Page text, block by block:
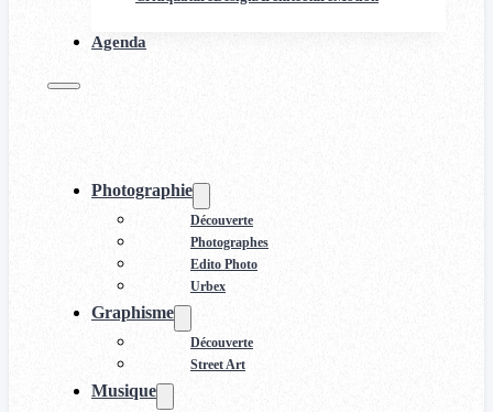
Agenda
Photographie
Découverte
Photographes
Edito Photo
Urbex
Graphisme
Découverte
Street Art
Musique